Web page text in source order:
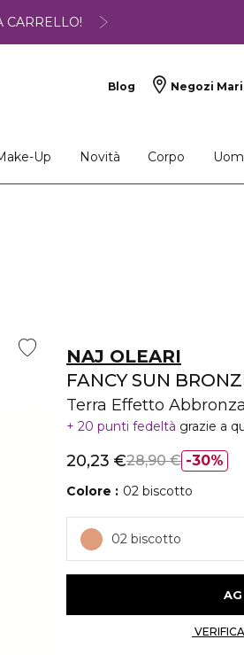
CARRELLO!
Blog Negozi
Up Novità Corpo
NAJ OLEARI
FANCY SUN
Terra Effetto
20 punti fedeltà grazie a
30%
20,23 €28,90 €
Colore 02 biscotto
02 biscotto